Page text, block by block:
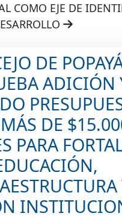
COMO EJE DE
DE
ADICIÓN
DE
PARA